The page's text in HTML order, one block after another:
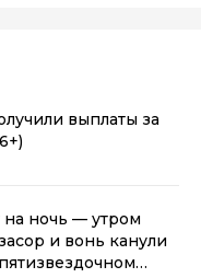
выплаты за
на ночь — утром
и вонь канули